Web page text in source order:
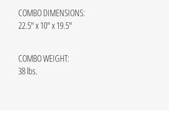
COMBO DIMENSIONS:
22.5" x 10" x 19.5"
COMBO WEIGHT:
38 lbs.